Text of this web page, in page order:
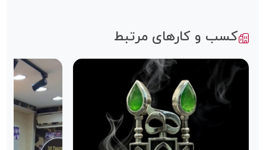
کسب و کارهای مرتبط